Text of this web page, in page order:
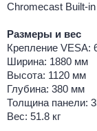
Chromecast Built-in
Размеры и вес
Крепление VESA:
Ширина: 1880 мм
Высота: 1120 мм
Глубина: 380 мм
Толщина панели:
Вес: 51.8 кг